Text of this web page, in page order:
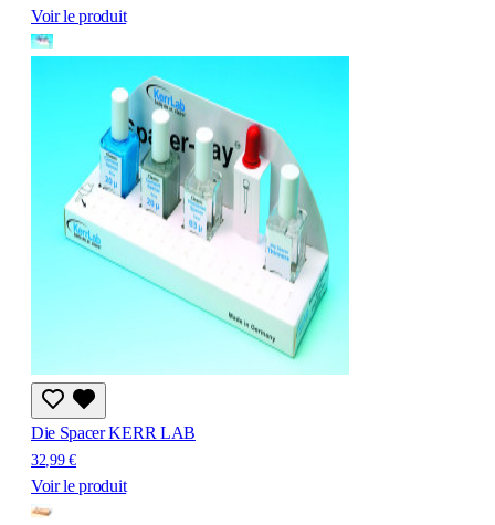
Voir le produit
Die Spacer KERR LAB
32,99 €
Voir le produit